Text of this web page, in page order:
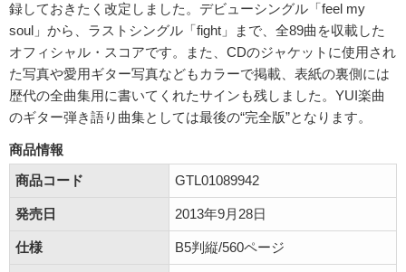
録しておきたく改定しました。デビューシングル「feel my
soul」から、ラストシングル「fight」まで、全89曲を収載した
オフィシャル・スコアです。また、CDのジャケットに使用され
た写真や愛用ギター写真などもカラーで掲載、表紙の裏側には
歴代の全曲集用に書いてくれたサインも残しました。YUI楽曲
のギター弾き語り曲集としては最後の“完全版”となります。
商品情報
商品コード
GTL01089942
発売日 2013年9月28日
仕様 B5判縦/560ページ